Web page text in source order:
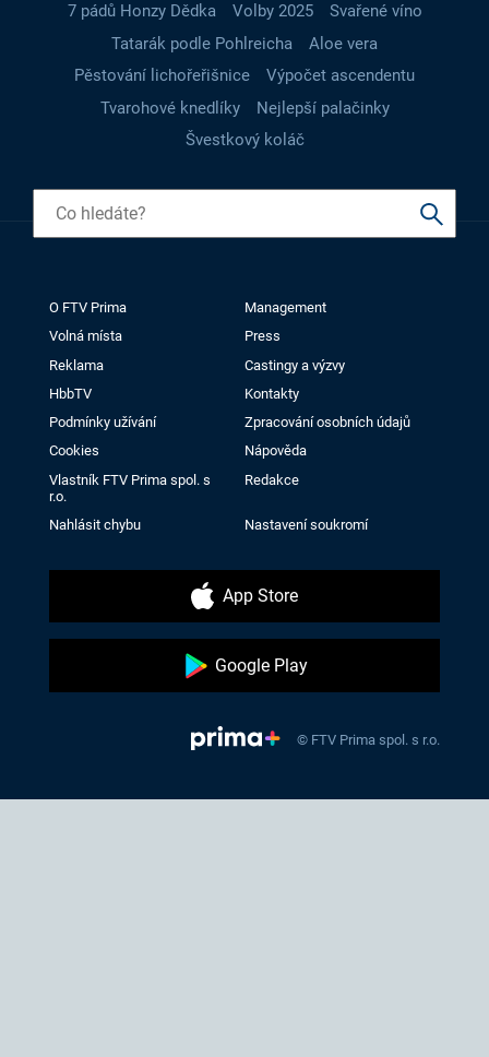
7 pádů Honzy Dědka
Volby 2025
Svařené víno
Tatarák podle Pohlreicha
Aloe vera
Pěstování lichořeřišnice
Výpočet ascendentu
Tvarohové knedlíky
Nejlepší palačinky
Švestkový koláč
O FTV Prima
Management
Volná místa
Press
Reklama
Castingy a výzvy
HbbTV
Kontakty
Podmínky užívání
Zpracování osobních údajů
Cookies
Nápověda
Vlastník FTV Prima spol. s
r.o.
Redakce
Nahlásit chybu Nastavení soukromí
App Store
Google Play
© FTV Prima spol. s r.o.